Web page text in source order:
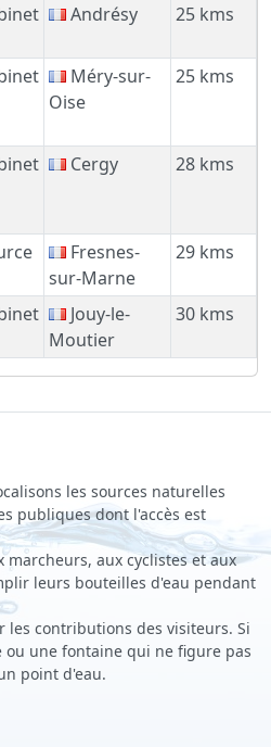
Andrésy 25 kms
Méry-sur-
Oise
25 kms
Cergy 28 kms
Fresnes-
sur-Marne
29 kms
Jouy-le-
Moutier
30 kms
les sources naturelles
publiques dont l'accès est
aux cyclistes et aux
leurs bouteilles d'eau pendant
les contributions des visiteurs. Si
ou une fontaine qui ne figure pas
point d'eau.